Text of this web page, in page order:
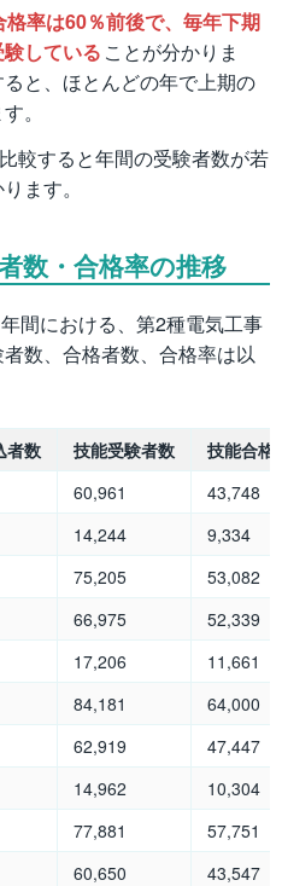
格率は60％前後で、毎年下期
している ことが分かりま
と、ほとんどの年で上期の
。
較すると年間の受験者数が若
ます。
数・合格率の推移
間における、第2種電気工事
数、合格者数、合格率は以
者数 技能受験者数
技能合格
60,961
43,748
14,244
9,334
75,205
53,082
66,975
52,339
17,206
11,661
84,181
64,000
62,919
47,447
14,962
10,304
77,881
57,751
60,650
43,547